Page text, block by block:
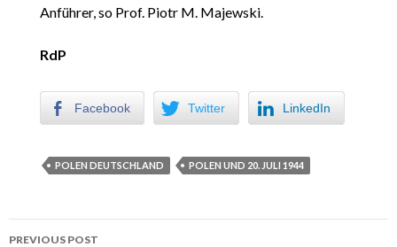
Anführer, so Prof. Piotr M. Majewski.
RdP
Facebook Twitter LinkedIn
POLEN DEUTSCHLAND POLEN UND 20. JULI 1944
PREVIOUS POST